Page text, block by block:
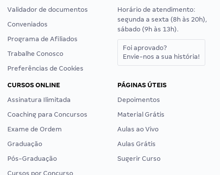
Validador de documentos
Conveniados
Programa de Afiliados
Trabalhe Conosco
Preferências de Cookies
Horário de atendimento:
segunda a sexta (8h às 20h),
sábado (9h às 13h).
Foi aprovado?
Envie-nos a sua história!
CURSOS ONLINE
Assinatura Ilimitada
Coaching para Concursos
Exame de Ordem
Graduação
Pós-Graduação
Cursos por Concurso
PÁGINAS ÚTEIS
Depoimentos
Material Grátis
Aulas ao Vivo
Aulas Grátis
Sugerir Curso